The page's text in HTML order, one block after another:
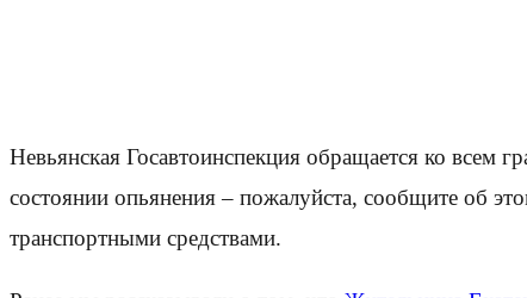
Невьянская Госавтоинспекция обращается ко всем
состоянии опьянения – пожалуйста, сообщите об
транспортными средствами.